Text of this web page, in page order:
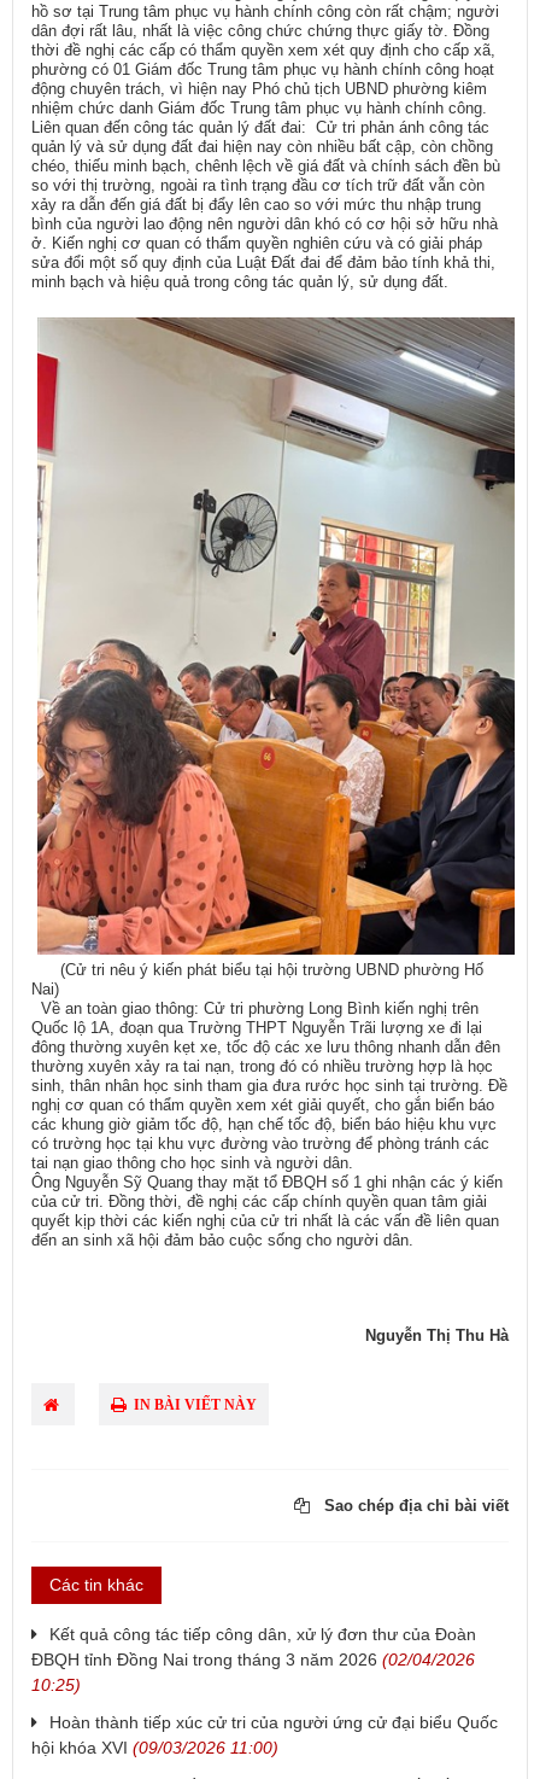
hồ sơ tại Trung tâm phục vụ hành chính công còn rất chậm; người
dân đợi rất lâu, nhất là việc công chức chứng thực giấy tờ. Đồng
thời đề nghị các cấp có thẩm quyền xem xét quy định cho cấp xã,
phường có 01 Giám đốc Trung tâm phục vụ hành chính công hoạt
động chuyên trách, vì hiện nay Phó chủ tịch UBND phường kiêm
nhiệm chức danh Giám đốc Trung tâm phục vụ hành chính công.
Liên quan đến công tác quản lý đất đai: Cử tri phản ánh công tác
quản lý và sử dụng đất đai hiện nay còn nhiều bất cập, còn chồng
chéo, thiếu minh bạch, chênh lệch về giá đất và chính sách đền bù
so với thị trường, ngoài ra tình trạng đầu cơ tích trữ đất vẫn còn
xảy ra dẫn đến giá đất bị đẩy lên cao so với mức thu nhập trung
bình của người lao động nên người dân khó có cơ hội sở hữu nhà
ở. Kiến nghị cơ quan có thẩm quyền nghiên cứu và có giải pháp
sửa đổi một số quy định của Luật Đất đai để đảm bảo tính khả thi,
minh bạch và hiệu quả trong công tác quản lý, sử dụng đất.
(Cử tri nêu ý kiến phát biểu tại hội trường UBND phường Hố
Nai)
Về an toàn giao thông: Cử tri phường Long Bình kiến nghị trên
Quốc lộ 1A, đoạn qua Trường THPT Nguyễn Trãi lượng xe đi lại
đông thường xuyên kẹt xe, tốc độ các xe lưu thông nhanh dẫn đên
thường xuyên xảy ra tai nạn, trong đó có nhiều trường hợp là học
sinh, thân nhân học sinh tham gia đưa rước học sinh tại trường. Đề
nghị cơ quan có thẩm quyền xem xét giải quyết, cho gắn biển báo
các khung giờ giảm tốc độ, hạn chế tốc độ, biển báo hiệu khu vực
có trường học tại khu vực đường vào trường để phòng tránh các
tai nạn giao thông cho học sinh và người dân.
Ông Nguyễn Sỹ Quang thay mặt tổ ĐBQH số 1 ghi nhận các ý kiến
của cử tri. Đồng thời, đề nghị các cấp chính quyền quan tâm giải
quyết kịp thời các kiến nghị của cử tri nhất là các vấn đề liên quan
đến an sinh xã hội đảm bảo cuộc sống cho người dân.
Nguyễn Thị Thu Hà
IN BÀI VIẾT NÀY
Sao chép địa chỉ bài viết
Các tin khác
Kết quả công tác tiếp công dân, xử lý đơn thư của Đoàn
ĐBQH tỉnh Đồng Nai trong tháng 3 năm 2026 (02/04/2026
10:25)
Hoàn thành tiếp xúc cử tri của người ứng cử đại biểu Quốc
hội khóa XVI (09/03/2026 11:00)